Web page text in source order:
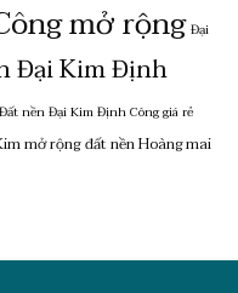
mở rộng Đại
Đại Kim Định
Đất nền Đại Kim Định Công giá rẻ
mở rộngđất nền Hoàng mai